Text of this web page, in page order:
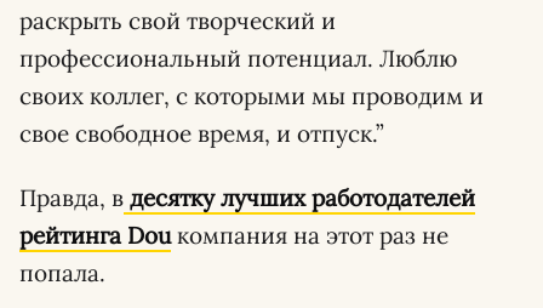
раскрыть свой творческий и
профессиональный потенциал. Люблю
своих коллег, с которыми мы проводим и
свое свободное время, и отпуск.”
Правда, в десятку лучших работодателей
рейтинга Douкомпания на этот раз не
попала.